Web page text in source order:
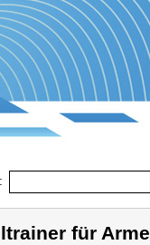
für Arme